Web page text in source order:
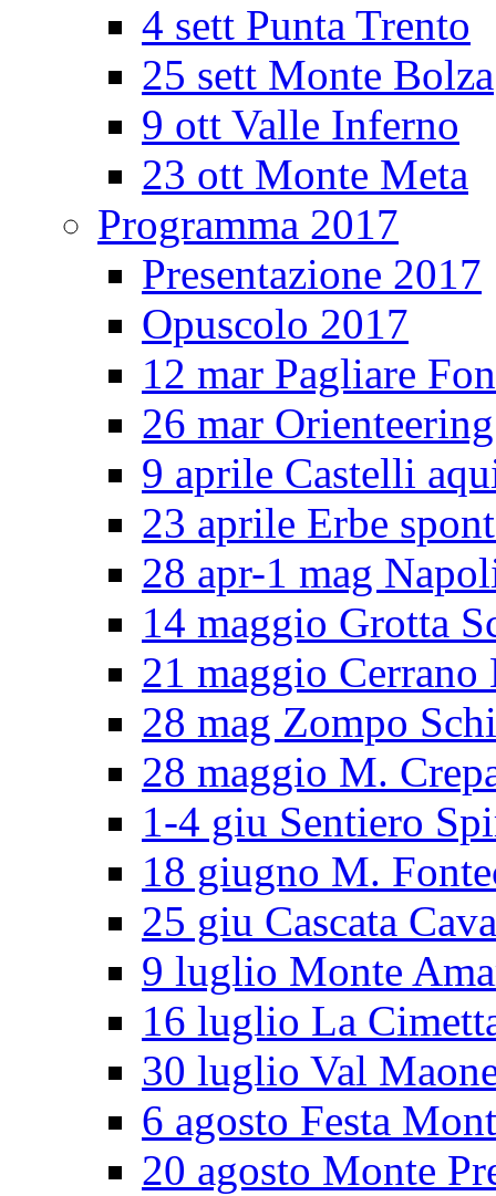
4 sett Punta Trento
25 sett Monte Bolza
9 ott Valle Inferno
23 ott Monte Meta
Programma 2017
Presentazione 2017
Opuscolo 2017
12 mar Pagliare
26 mar
9 aprile Castelli
23 aprile Erbe
28 apr-1 mag
14 maggio Grotta
21 maggio
28 mag Zompo
28 maggio M.
1-4 giu Sentiero
18 giugno M.
25 giu Cascata
9 luglio Monte
16 luglio La
30 luglio Val
6 agosto Festa
20 agosto Monte